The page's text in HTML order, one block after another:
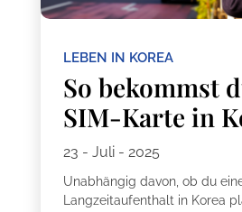
LEBEN IN KOREA
So bekommst
SIM-Karte in
23 - Juli - 2025
Unabhängig davon, ob du
Langzeitaufenthalt in Korea